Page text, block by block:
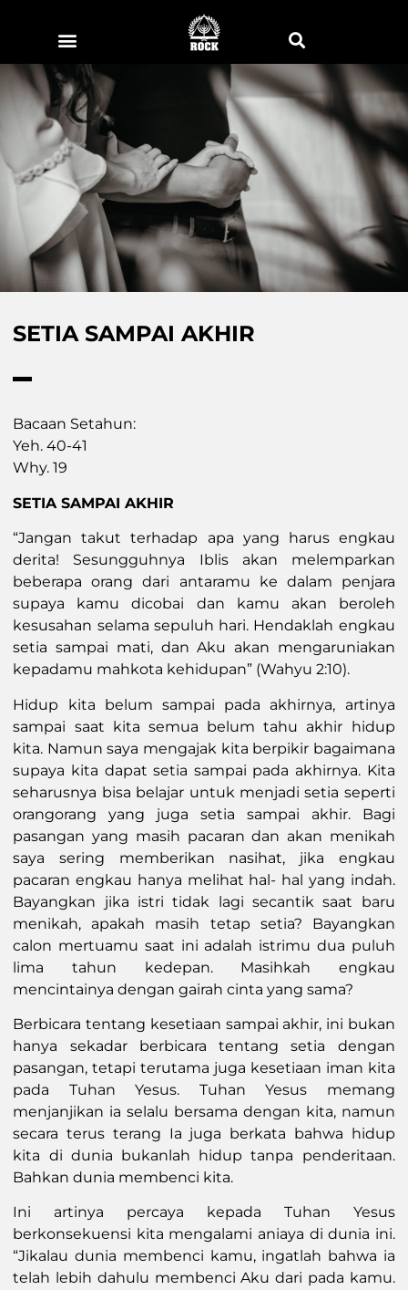
SETIA SAMPAI AKHIR
Bacaan Setahun:
Yeh. 40-41
Why. 19
SETIA SAMPAI AKHIR
“Jangan takut terhadap apa yang harus engkau
derita! Sesungguhnya Iblis akan melemparkan
beberapa orang dari antaramu ke dalam penjara
supaya kamu dicobai dan kamu akan beroleh
kesusahan selama sepuluh hari. Hendaklah engkau
setia sampai mati, dan Aku akan mengaruniakan
kepadamu mahkota kehidupan” (Wahyu 2:10).
Hidup kita belum sampai pada akhirnya, artinya
sampai saat kita semua belum tahu akhir hidup
kita. Namun saya mengajak kita berpikir bagaimana
supaya kita dapat setia sampai pada akhirnya. Kita
seharusnya bisa belajar untuk menjadi setia seperti
orangorang yang juga setia sampai akhir. Bagi
pasangan yang masih pacaran dan akan menikah
saya sering memberikan nasihat, jika engkau
pacaran engkau hanya melihat hal- hal yang indah.
Bayangkan jika istri tidak lagi secantik saat baru
menikah, apakah masih tetap setia? Bayangkan
calon mertuamu saat ini adalah istrimu dua puluh
lima tahun kedepan. Masihkah engkau
mencintainya dengan gairah cinta yang sama?
Berbicara tentang kesetiaan sampai akhir, ini bukan
hanya sekadar berbicara tentang setia dengan
pasangan, tetapi terutama juga kesetiaan iman kita
pada Tuhan Yesus. Tuhan Yesus memang
menjanjikan ia selalu bersama dengan kita, namun
secara terus terang Ia juga berkata bahwa hidup
kita di dunia bukanlah hidup tanpa penderitaan.
Bahkan dunia membenci kita.
Ini artinya percaya kepada Tuhan Yesus
berkonsekuensi kita mengalami aniaya di dunia ini.
“Jikalau dunia membenci kamu, ingatlah bahwa ia
telah lebih dahulu membenci Aku dari pada kamu.